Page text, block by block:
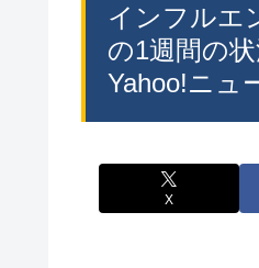
インフルエ
の1週間の
Yahoo!ニュ
X